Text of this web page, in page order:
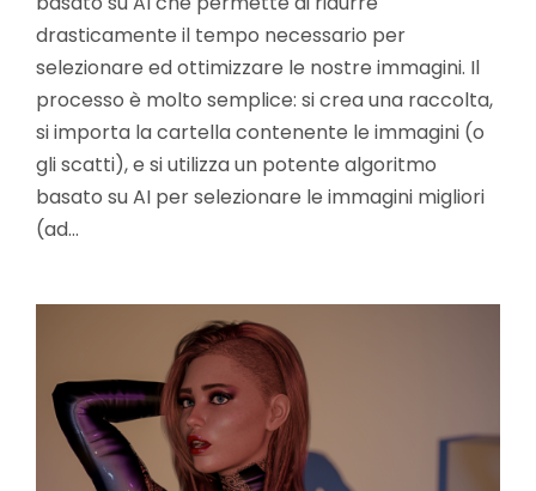
drasticamente il tempo necessario per
selezionare ed ottimizzare le nostre immagini. Il
processo è molto semplice: si crea una raccolta,
si importa la cartella contenente le immagini (o
gli scatti), e si utilizza un potente algoritmo
basato su AI per selezionare le immagini migliori
(ad…